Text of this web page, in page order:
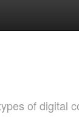
of digital